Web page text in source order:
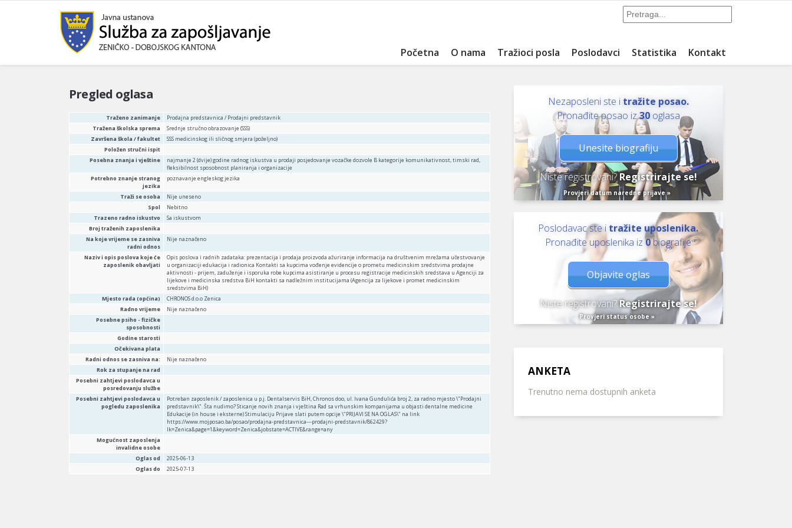
Početna O nama Tražioci posla Poslodavci Statistika Kontakt
Pregled oglasa
Traženo zanimanje
Prodajna predstavnica / Prodajni predstavnik
Tražena školska sprema
Srednje stručno obrazovanje (SSS)
Završena škola / fakultet
SSS medicinskog ili sličnog smjera (poželjno)
Položen stručni ispit
Posebna znanja i vještine
najmanje 2 (dvije) godine radnog iskustva u prodaji posjedovanje vozačke dozvole B kategorije komunikativnost, timski rad,
fleksibilnost sposobnost planiranja i organizacije
Potrebno znanje stranog
jezika
poznavanje engleskog jezika
Traži se osoba
Nije uneseno
Spol
Nebitno
Trazeno radno iskustvo
Sa iskustvom
Broj traženih zaposlenika
Na koje vrijeme se zasniva
radni odnos
Nije naznačeno
Naziv i opis poslova koje će
zaposlenik obavljati
Opis poslova i radnih zadataka: prezentacija i prodaja proizvoda ažuriranje informacija na društvenim mrežama učestvovanje
u organizaciji edukacija i radionica Kontakti sa kupcima vođenje evidencije o prometu medicinskim sredstvima prodajne
aktivnosti - prijem, zaduženje i isporuka robe kupcima asistiranje u procesu registracije medicinskih sredstava u Agenciji za
lijekove i medicinska sredstva BiH kontakti sa nadležnim institucijama (Agencija za lijekove i promet medicinskim
sredstvima BiH)
Mjesto rada (općina)
CHRONOS d.o.o Zenica
Radno vrijeme
Nije naznačeno
Posebne psiho - fizičke
sposobnosti
Godine starosti
Očekivana plata
Radni odnos se zasniva na:
Nije naznačeno
Rok za stupanje na rad
Posebni zahtjevi poslodavca u
posredovanju službe
Posebni zahtjevi poslodavca u
pogledu zaposlenika
Potreban zaposlenik / zaposlenica u p.j. Dentalservis BiH, Chronos doo, ul. Ivana Gundulića broj 2, za radno mjesto \"Prodajni
predstavnik\". Šta nudimo? Sticanje novih znanja i vještina Rad sa vrhunskim kompanijama u objasti dentalne medicine
Edukacije (in house i eksterne) Stimulaciju Prijave slati putem opcije \"PRIJAVI SE NA OGLAS\" na link
https://www.mojposao.ba/posao/prodajna-predstavnica---prodajni-predstavnik/862429?
lk=Zenica&page=1&keyword=Zenica&jobstate=ACTIVE&range=any
Mogućnost zaposlenja
invalidne osobe
Oglas od
2025-06-13
Oglas do
2025-07-13
Nezaposleni ste i tražite posao.
Pronađite posao iz30oglasa
Unesite biografiju
Niste registrovani? Registrirajte se!
Provjeri datum naredne prijave »
Poslodavac ste i tražite uposlenika.
Pronađite uposlenika iz0biografije
Objavite oglas
Niste registrovani?Registrirajte se!
Provjeri status osobe »
ANKETA
Trenutno nema dostupnih anketa